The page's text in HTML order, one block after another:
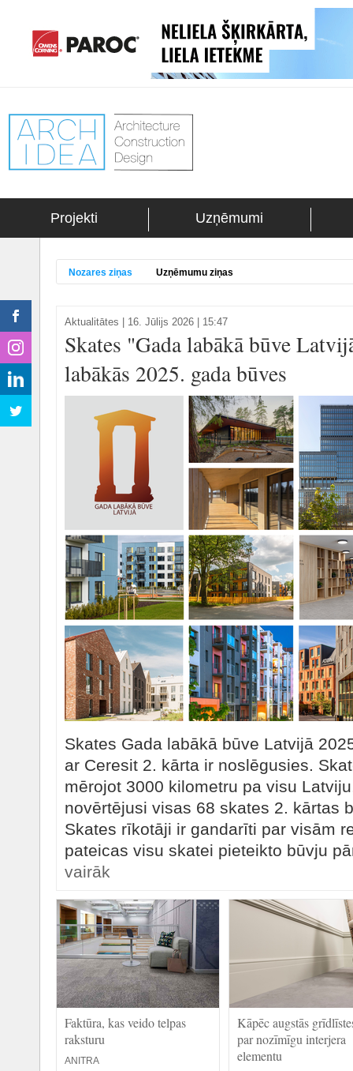
Projekti Uzņēmumi
Nozares ziņas Uzņēmumu ziņas
Aktualitātes 16. Jūlijs 2026 | 15:47
Skates "Gada labākā būve
labākās 2025. gada būves
Skates Gada labākā būve Latvijā
ar Ceresit 2. kārta ir noslēgusies.
mērojot 3000 kilometru pa visu
novērtējusi visas 68 skates 2. kārtas
Skates rīkotāji ir gandarīti par visām
pateicas visu skatei pieteikto būvju
vairāk
Faktūra, kas veido telpas
raksturu
ANITRA
Kāpēc augstās
par nozīmīgu interjera
elementu